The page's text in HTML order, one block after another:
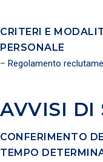
CRITERI E
PERSONALE
– Regolamento
AVVISI DI
CONFERIMENTO
TEMPO